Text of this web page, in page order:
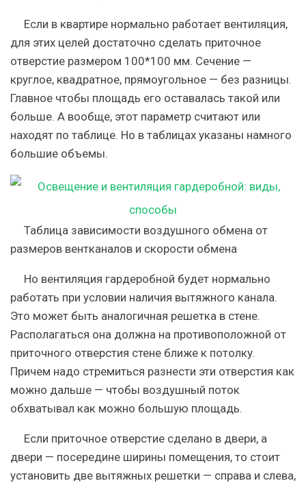
Если в квартире нормально работает вентиляция,
для этих целей достаточно сделать приточное
отверстие размером 100*100 мм. Сечение —
круглое, квадратное, прямоугольное — без разницы.
Главное чтобы площадь его оставалась такой или
больше. А вообще, этот параметр считают или
находят по таблице. Но в таблицах указаны намного
большие объемы.
Таблица зависимости воздушного обмена от
размеров вентканалов и скорости обмена
Но вентиляция гардеробной будет нормально
работать при условии наличия вытяжного канала.
Это может быть аналогичная решетка в стене.
Располагаться она должна на противоположной от
приточного отверстия стене ближе к потолку.
Причем надо стремиться разнести эти отверстия как
можно дальше — чтобы воздушный поток
обхватывал как можно большую площадь.
Если приточное отверстие сделано в двери, а
двери — посередине ширины помещения, то стоит
установить две вытяжных решетки — справа и слева,